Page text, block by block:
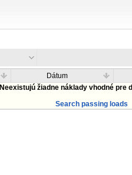
Dátum
Neexistujú žiadne náklady vhodné pre
Search passing loads